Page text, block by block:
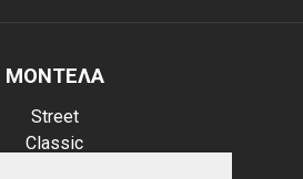
ΜΟΝΤΕΛΑ
Street
Classic